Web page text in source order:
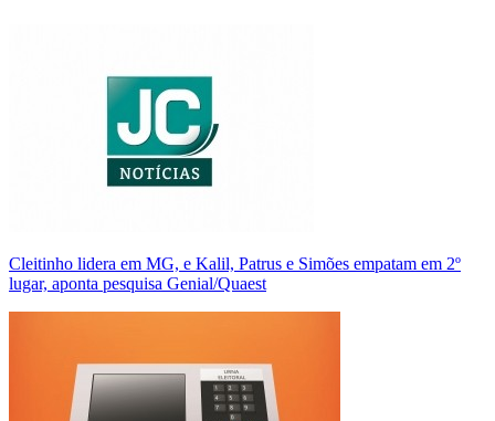
Cleitinho lidera em MG, e Kalil, Patrus e Simões empatam em 2º
lugar, aponta pesquisa Genial/Quaest